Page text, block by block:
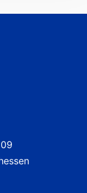
09